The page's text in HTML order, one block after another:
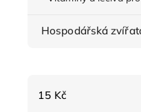
Hospodářská
15 Kč